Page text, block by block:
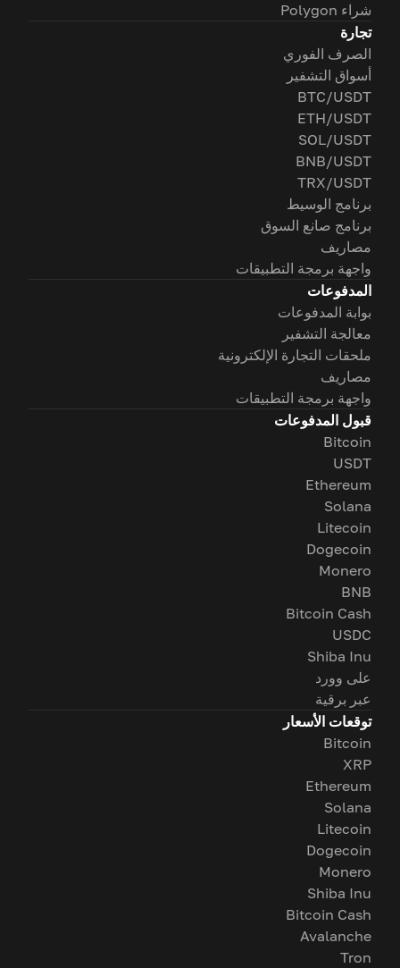
شراء Polygon
تجارة
الصرف الفوري
أسواق التشفير
BTC/USDT
ETH/USDT
SOL/USDT
BNB/USDT
TRX/USDT
برنامج الوسيط
برنامج صانع السوق
مصاريف
واجهة برمجة التطبيقات
المدفوعات
بوابة المدفوعات
معالجة التشفير
ملحقات التجارة الإلكترونية
مصاريف
واجهة برمجة التطبيقات
قبول المدفوعات
Bitcoin
USDT
Ethereum
Solana
Litecoin
Dogecoin
Monero
BNB
Bitcoin Cash
USDC
Shiba Inu
على وورد
عبر برقية
توقعات الأسعار
Bitcoin
XRP
Ethereum
Solana
Litecoin
Dogecoin
Monero
Shiba Inu
Bitcoin Cash
Avalanche
Tron